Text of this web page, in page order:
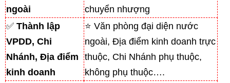
ngoài
chuyển nhượng
✅ Thành lập
VPDD, Chi
Nhánh, Địa điểm
kinh doanh
⭐ Văn phòng đại diện nước
ngoài, Địa điểm kinh doanh trực
thuộc, Chi Nhánh phụ thuộc,
không phụ thuộc….